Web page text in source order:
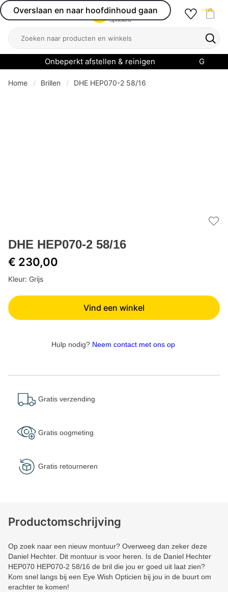
Overslaan en naar hoofdinhoud gaan
Open menu
Zoeken
Onbeperkt afstellen & reinigen
Home Brillen DHE HEP070-2 58/16
DHE HEP070-2 58/16
€ 230,00
Kleur: Grijs
Vind een winkel
Hulp nodig? Neem contact met ons op
Gratis verzending
Gratis oogmeting
Gratis retourneren
Productomschrijving
Op zoek naar een nieuw montuur? Overweeg dan zeker deze
Daniel Hechter. Dit montuur is voor heren. Is de Daniel Hechter
HEP070 HEP070-2 58/16 de bril die jou er goed uit laat zien?
Kom snel langs bij een Eye Wish Opticien bij jou in de buurt om
erachter te komen!